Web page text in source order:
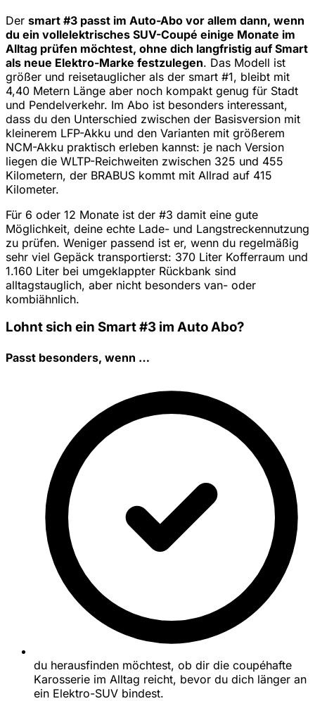
Der smart #3 passt im Auto-Abo vor allem dann, wenn
du ein vollelektrisches SUV-Coupé einige Monate im
Alltag prüfen möchtest, ohne dich langfristig auf Smart
als neue Elektro-Marke festzulegen. Das Modell ist
größer und reisetauglicher als der smart #1, bleibt mit
4,40 Metern Länge aber noch kompakt genug für Stadt
und Pendelverkehr. Im Abo ist besonders interessant,
dass du den Unterschied zwischen der Basisversion mit
kleinerem LFP-Akku und den Varianten mit größerem
NCM-Akku praktisch erleben kannst: je nach Version
liegen die WLTP-Reichweiten zwischen 325 und 455
Kilometern, der BRABUS kommt mit Allrad auf 415
Kilometer.
Für 6 oder 12 Monate ist der #3 damit eine gute
Möglichkeit, deine echte Lade- und Langstreckennutzung
zu prüfen. Weniger passend ist er, wenn du regelmäßig
sehr viel Gepäck transportierst: 370 Liter Kofferraum und
1.160 Liter bei umgeklappter Rückbank sind
alltagstauglich, aber nicht besonders van- oder
kombiähnlich.
Lohnt sich ein Smart #3 im Auto Abo?
Passt besonders, wenn …
du herausfinden möchtest, ob dir die coupéhafte
Karosserie im Alltag reicht, bevor du dich länger an
ein Elektro-SUV bindest.